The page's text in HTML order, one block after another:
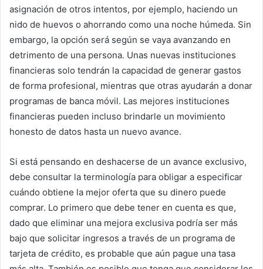
asignación de otros intentos, por ejemplo, haciendo un
nido de huevos o ahorrando como una noche húmeda. Sin
embargo, la opción será según se vaya avanzando en
detrimento de una persona. Unas nuevas instituciones
financieras solo tendrán la capacidad de generar gastos
de forma profesional, mientras que otras ayudarán a donar
programas de banca móvil. Las mejores instituciones
financieras pueden incluso brindarle un movimiento
honesto de datos hasta un nuevo avance.
Si está pensando en deshacerse de un avance exclusivo,
debe consultar la terminología para obligar a especificar
cuándo obtiene la mejor oferta que su dinero puede
comprar. Lo primero que debe tener en cuenta es que,
dado que eliminar una mejora exclusiva podría ser más
bajo que solicitar ingresos a través de un programa de
tarjeta de crédito, es probable que aún pague una tasa